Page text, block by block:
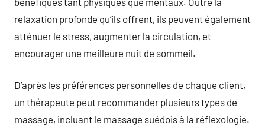
relaxation profonde qu’ils offrent, ils peuvent également
atténuer le stress, augmenter la circulation, et
encourager une meilleure nuit de sommeil.
D’après les préférences personnelles de chaque client,
un thérapeute peut recommander plusieurs types de
massage, incluant le massage suédois à la réflexologie.